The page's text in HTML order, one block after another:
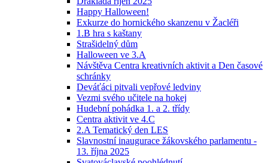
Happy Halloween!
Exkurze do hornického skanzenu v Žacléři
1.B hra s kaštany
Strašidelný dům
Halloween ve 3.A
Návštěva Centra kreativních aktivit a Den časové
schránky
Deváťáci pitvali vepřové ledviny
Vezmi svého učitele na hokej
Hudební pohádka 1. a 2. třídy
Centra aktivit ve 4.C
2.A Tematický den LES
Slavnostní inaugurace žákovského parlamentu -
13. října 2025